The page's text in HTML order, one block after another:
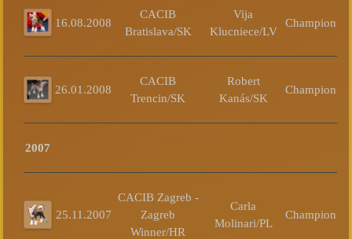
16.08.2008
CACIB
Bratislava/SK
Vija
Klucniece/LV
Champion
26.01.2008
CACIB
Trencin/SK
Robert
Kanás/SK
Champion
2007
25.11.2007
CACIB Zagreb -
Zagreb
Winner/HR
Carla
Molinari/PL
Champion